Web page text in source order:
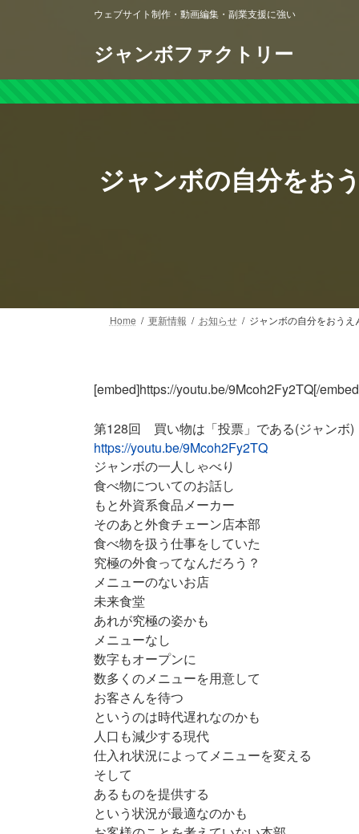
ツ
へ
シ
ョ
ウェブサイト制作・動画編集・副業支援に強い
ジャンボファクトリー
ジャンボの自分をお
Home 更新情報 お知らせ ジャンボの自分をおう
[embed]https://youtu.be/9Mcoh2Fy2TQ[/
第128回 買い物は「投票」である(ジャンボ)
https://youtu.be/9Mcoh2Fy2TQ
ジャンボの一人しゃべり
食べ物についてのお話し
もと外資系食品メーカー
そのあと外食チェーン店本部
食べ物を扱う仕事をしていた
究極の外食ってなんだろう？
メニューのないお店
未来食堂
あれが究極の姿かも
メニューなし
数字もオープンに
数多くのメニューを用意して
お客さんを待つ
というのは時代遅れなのかも
人口も減少する現代
仕入れ状況によってメニューを変える
そして
あるものを提供する
という状況が最適なのかも